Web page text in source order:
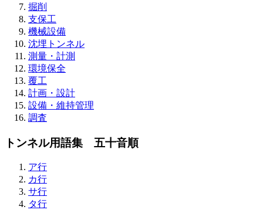
掘削
支保工
機械設備
沈埋トンネル
測量・計測
環境保全
覆工
計画・設計
設備・維持管理
調査
トンネル用語集 五十音順
ア行
カ行
サ行
タ行